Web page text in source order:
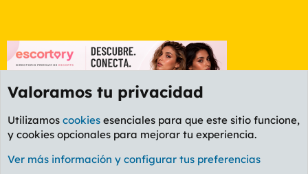
Foro General
Cookies
PL OLDSTYLE AMARILLO
Valoramos tu privacidad
Utilizamos cookies esenciales para que este sitio funcione,
y cookies opcionales para mejorar tu experiencia.
Ver más información y configurar tus preferencias